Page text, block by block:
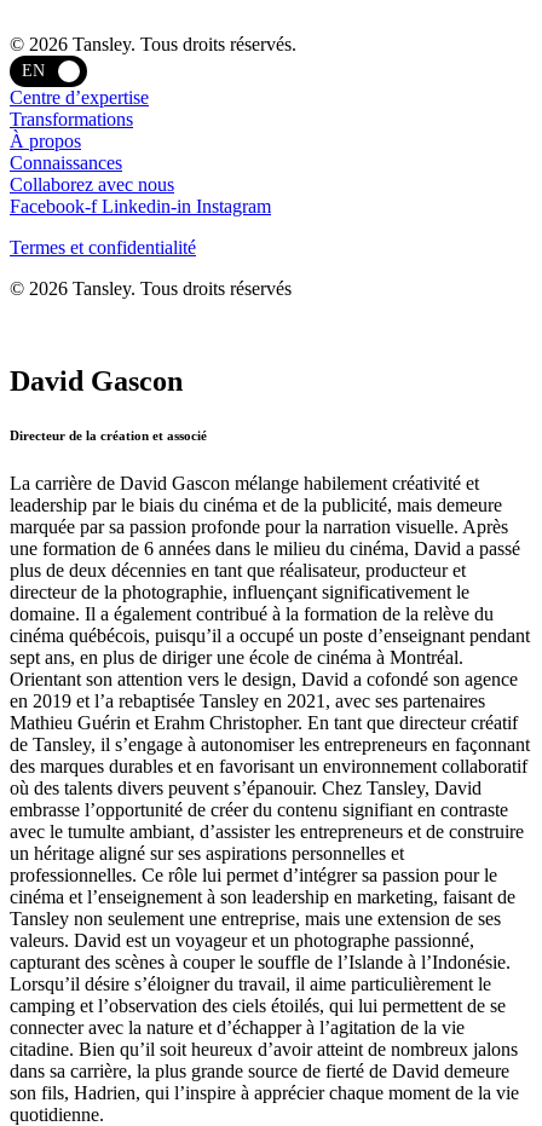
© 2026 Tansley. Tous droits réservés.
EN
Centre d’expertise
Transformations
À propos
Connaissances
Collaborez avec nous
Facebook-f Linkedin-in Instagram
Termes et confidentialité
© 2026 Tansley. Tous droits réservés
David Gascon
Directeur de la création et associé
La carrière de David Gascon mélange habilement créativité et
leadership par le biais du cinéma et de la publicité, mais demeure
marquée par sa passion profonde pour la narration visuelle. Après
une formation de 6 années dans le milieu du cinéma, David a passé
plus de deux décennies en tant que réalisateur, producteur et
directeur de la photographie, influençant significativement le
domaine. Il a également contribué à la formation de la relève du
cinéma québécois, puisqu’il a occupé un poste d’enseignant pendant
sept ans, en plus de diriger une école de cinéma à Montréal.
Orientant son attention vers le design, David a cofondé son agence
en 2019 et l’a rebaptisée Tansley en 2021, avec ses partenaires
Mathieu Guérin et Erahm Christopher. En tant que directeur créatif
de Tansley, il s’engage à autonomiser les entrepreneurs en façonnant
des marques durables et en favorisant un environnement collaboratif
où des talents divers peuvent s’épanouir. Chez Tansley, David
embrasse l’opportunité de créer du contenu signifiant en contraste
avec le tumulte ambiant, d’assister les entrepreneurs et de construire
un héritage aligné sur ses aspirations personnelles et
professionnelles. Ce rôle lui permet d’intégrer sa passion pour le
cinéma et l’enseignement à son leadership en marketing, faisant de
Tansley non seulement une entreprise, mais une extension de ses
valeurs. David est un voyageur et un photographe passionné,
capturant des scènes à couper le souffle de l’Islande à l’Indonésie.
Lorsqu’il désire s’éloigner du travail, il aime particulièrement le
camping et l’observation des ciels étoilés, qui lui permettent de se
connecter avec la nature et d’échapper à l’agitation de la vie
citadine. Bien qu’il soit heureux d’avoir atteint de nombreux jalons
dans sa carrière, la plus grande source de fierté de David demeure
son fils, Hadrien, qui l’inspire à apprécier chaque moment de la vie
quotidienne.